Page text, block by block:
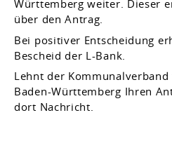
Württemberg weiter. Dieser
über den Antrag.
Bei positiver Entscheidung
Bescheid der L-Bank.
Lehnt der Kommunalverband
Baden-Württemberg Ihren
dort Nachricht.